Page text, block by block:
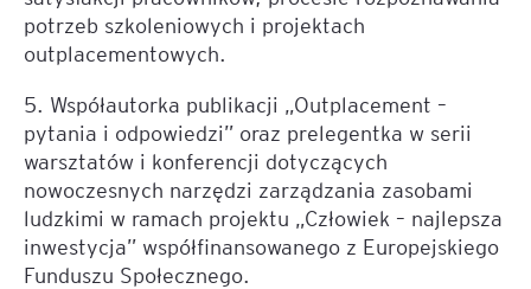
potrzeb szkoleniowych i projektach
outplacementowych.
5. Współautorka publikacji „Outplacement –
pytania i odpowiedzi” oraz prelegentka w serii
warsztatów i konferencji dotyczących
nowoczesnych narzędzi zarządzania zasobami
ludzkimi w ramach projektu „Człowiek – najlepsza
inwestycja” współfinansowanego z Europejskiego
Funduszu Społecznego.